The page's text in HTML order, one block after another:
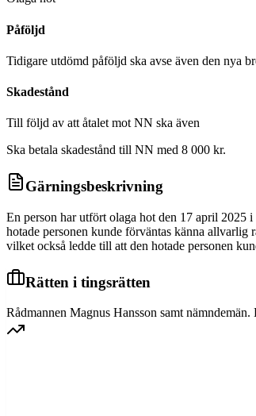
Påföljd
Tidigare utdömd påföljd ska avse även den nya
Skadestånd
Till följd av att åtalet mot NN ska även
Ska betala skadestånd till NN med 8 000 kr.
Gärningsbeskrivning
En person har utfört olaga hot den 17 april 2025
hotade personen kunde förväntas känna allvarlig
vilket också ledde till att den hotade personen
Rätten i tingsrätten
Rådmannen Magnus Hansson samt